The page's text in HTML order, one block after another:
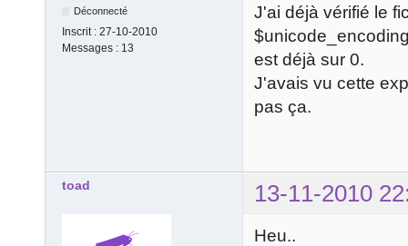
Déconnecté
Inscrit : 27-10-2010
Messages : 13
J'ai déjà vérifié le
est déjà sur 0.
J'avais vu cette
pas ça.
toad 13-11-2010
Heu..